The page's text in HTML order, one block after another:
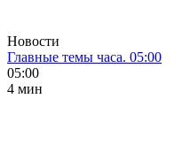
Новости
Главные темы часа. 05:00
05:00
4 мин